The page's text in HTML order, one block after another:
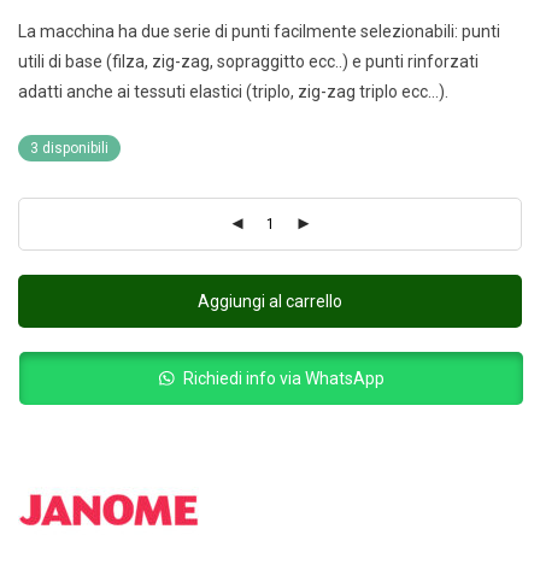
La macchina ha due serie di punti facilmente selezionabili: punti
utili di base (filza, zig-zag, sopraggitto ecc..) e punti rinforzati
adatti anche ai tessuti elastici (triplo, zig-zag triplo ecc…).
3 disponibili
Aggiungi al carrello
Richiedi info via WhatsApp